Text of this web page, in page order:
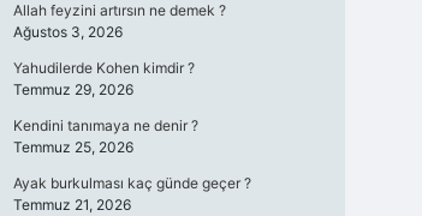
Allah feyzini artırsın ne demek ?
Ağustos 3, 2026
Yahudilerde Kohen kimdir ?
Temmuz 29, 2026
Kendini tanımaya ne denir ?
Temmuz 25, 2026
Ayak burkulması kaç günde geçer ?
Temmuz 21, 2026